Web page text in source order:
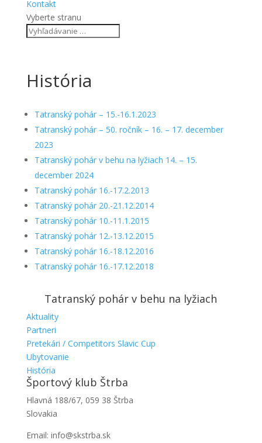
Kontakt
Vyberte stranu
História
Tatranský pohár – 15.-16.1.2023
Tatranský pohár – 50. ročník – 16. – 17. december
2023
Tatranský pohár v behu na lyžiach 14. – 15.
december 2024
Tatranský pohár 16.-17.2.2013
Tatranský pohár 20.-21.12.2014
Tatranský pohár 10.-11.1.2015
Tatranský pohár 12.-13.12.2015
Tatranský pohár 16.-18.12.2016
Tatranský pohár 16.-17.12.2018
Tatranský pohár v behu na lyžiach
Aktuality
Partneri
Pretekári / Competitors Slavic Cup
Ubytovanie
História
Športový klub Štrba
Hlavná 188/67, 059 38 Štrba
Slovakia
Email: info@skstrba.sk